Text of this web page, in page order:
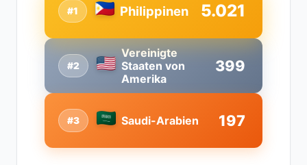
#2
Vereinigte
Staaten von
Amerika
399
#1 Philippinen 5.021
#3 Saudi-Arabien 197